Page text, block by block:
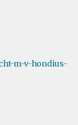
m-v-hondius-